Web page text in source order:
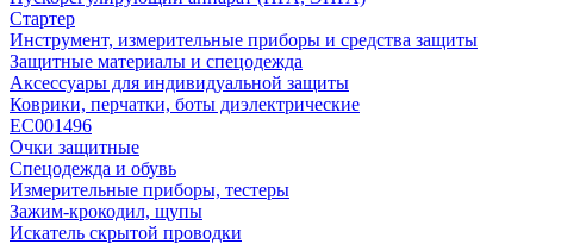
Стартер
Инструмент, измерительные приборы и средства защиты
Защитные материалы и спецодежда
Аксессуары для индивидуальной защиты
Коврики, перчатки, боты диэлектрические
EC001496
Очки защитные
Спецодежда и обувь
Измерительные приборы, тестеры
Зажим-крокодил, щупы
Искатель скрытой проводки